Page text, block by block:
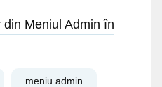
Meniul Admin în
meniu admin